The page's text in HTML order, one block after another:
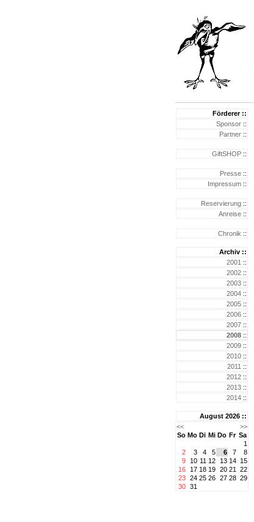
Förderer ::
Sponsor ::
Partner ::
GiftSHOP ::
Presse ::
Impressum ::
Reservierung ::
Anreise ::
Chronik ::
Archiv ::
2001 ::
2002 ::
2003 ::
2004 ::
2005 ::
2006 ::
2007 ::
2008 ::
2009 ::
2010 ::
2011 ::
2012 ::
2013 ::
2014 ::
August 2026 ::
<<
>>
So Mo Di Mi Do Fr Sa
1
2
3 4 5 6 7
8
9
10 11 12 13 14 15
16
17 18 19 20 21
22
23 24 25 26 27 28 29
30 31